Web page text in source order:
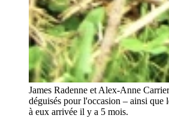
James Radenne et Alex-Anne
déguisés pour l'occasion – ainsi que
à eux arrivée il y a 5 mois.